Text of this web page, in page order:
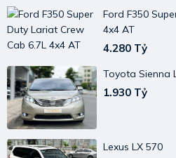
Ford F350
4x4 AT
4.280 Tỷ
Toyota Sienna
1.930 Tỷ
Lexus LX 570